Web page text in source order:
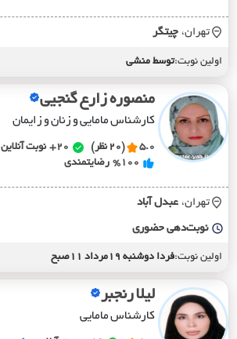
تهران، چيتگر
اولین نوبت:توسط منشی
منصوره زارع گنجیی
کارشناس مامایی و زنان و زایمان
5.0 (20 نظر) 20+
نوبت آنلاین
%100 رضایتمندی
تهران، عبدل آباد
نوبت‌دهی حضوری
اولین نوبت:فردا دوشنبه 19مرداد 11صبح
لیلا رنجبر
کارشناس مامایی